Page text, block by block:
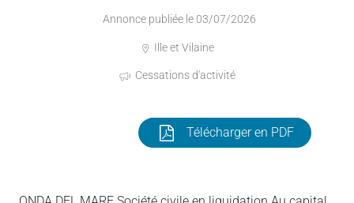
Annonce publiée le 03/07/2026
Ille et Vilaine
Cessations d'activité
Télécharger en PDF